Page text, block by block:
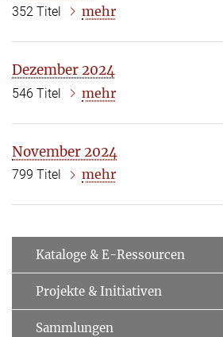
352 Titel mehr
Dezember 2024
546 Titel mehr
November 2024
799 Titel mehr
Kataloge & E-Ressourcen
Projekte & Initiativen
Sammlungen